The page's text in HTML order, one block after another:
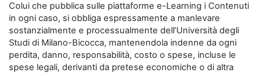
Colui che pubblica sulle piattaforme e-Learning i Contenuti
in ogni caso, si obbliga espressamente a manlevare
sostanzialmente e processualmente dell’Università degli
Studi di Milano-Bicocca, mantenendola indenne da ogni
perdita, danno, responsabilità, costo o spese, incluse le
spese legali, derivanti da pretese economiche o di altra